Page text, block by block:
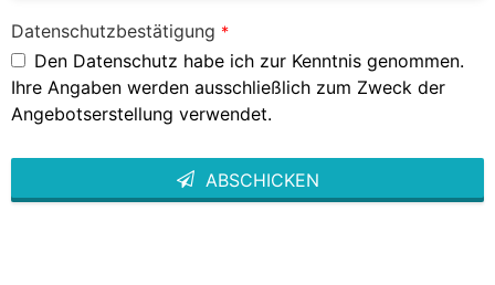
Datenschutzbestätigung *
Den Datenschutz habe ich zur Kenntnis genommen.
Ihre Angaben werden ausschließlich zum Zweck der
Angebotserstellung verwendet.
ABSCHICKEN